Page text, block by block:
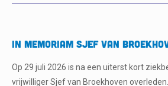
In Memoriam Sjef van
Op 29 juli 2026 is na een uiterst kort
vrijwilliger Sjef van Broekhoven